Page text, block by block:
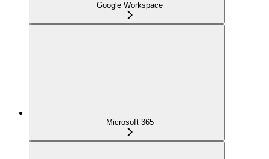
Google Workspace
Microsoft 365